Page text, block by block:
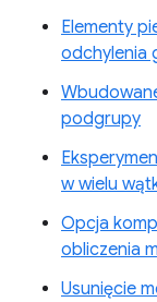
Elementy
odchylenia
podgrupy
w wielu
Opcja
obliczenia
Usunięcie